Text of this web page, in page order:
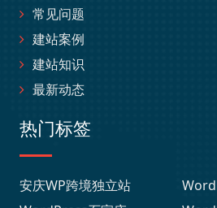
常见问题
建站案例
建站知识
最新动态
热门标签
安庆WP跨境独立站